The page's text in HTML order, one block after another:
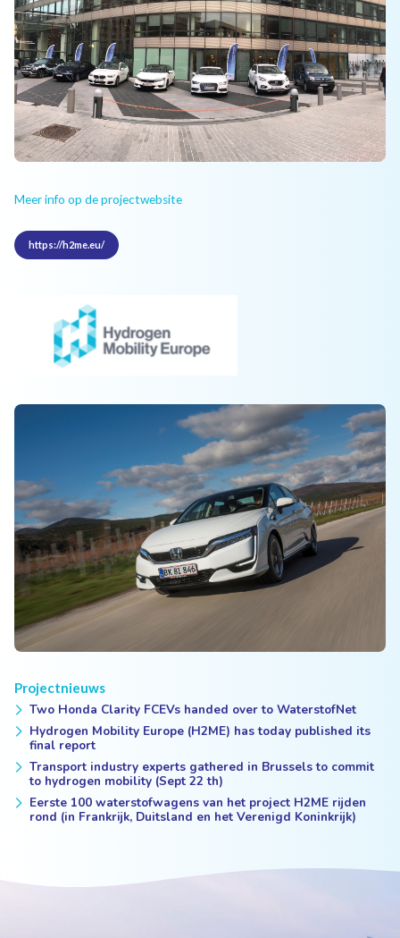
Meer info op de projectwebsite
https://h2me.eu/
Projectnieuws
Two Honda Clarity FCEVs handed over to WaterstofNet
Hydrogen Mobility Europe (H2ME) has today published its
final report
Transport industry experts gathered in Brussels to commit
to hydrogen mobility (Sept 22 th)
Eerste 100 waterstofwagens van het project H2ME rijden
rond (in Frankrijk, Duitsland en het Verenigd Koninkrijk)